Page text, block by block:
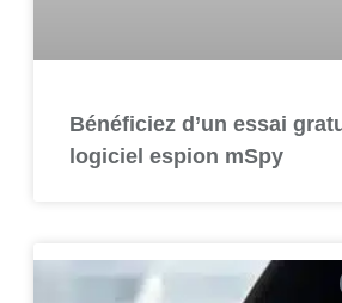
Bénéficiez d’un essai
logiciel espion mSpy